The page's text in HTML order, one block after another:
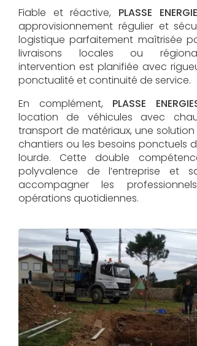
Fiable et réactive, PLASSE
approvisionnement régulier et
logistique parfaitement maîtrisée
livraisons locales ou
intervention est planifiée avec
ponctualité et continuité de service.
En complément, PLASSE
location de véhicules avec
transport de matériaux, une
chantiers ou les besoins ponctuels
lourde. Cette double
polyvalence de l’entreprise et
accompagner les
opérations quotidiennes.